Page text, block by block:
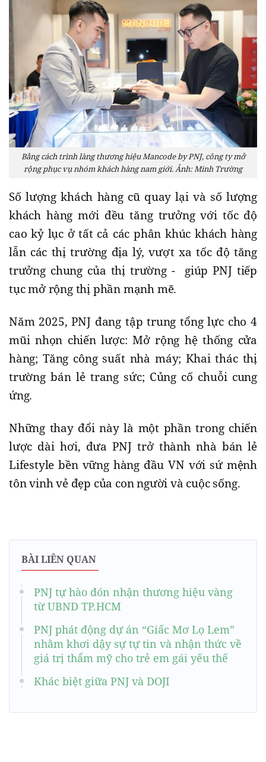
Bằng cách trình làng thương hiệu Mancode by PNJ, công ty mở
rộng phục vụ nhóm khách hàng nam giới. Ảnh: Minh Trường
Số lượng khách hàng cũ quay lại và số lượng
khách hàng mới đều tăng trưởng với tốc độ
cao kỷ lục ở tất cả các phân khúc khách hàng
lẫn các thị trường địa lý, vượt xa tốc độ tăng
trưởng chung của thị trường - giúp PNJ tiếp
tục mở rộng thị phần mạnh mẽ.
Năm 2025, PNJ đang tập trung tổng lực cho 4
mũi nhọn chiến lược: Mở rộng hệ thống cửa
hàng; Tăng công suất nhà máy; Khai thác thị
trường bán lẻ trang sức; Củng cố chuỗi cung
ứng.
Những thay đổi này là một phần trong chiến
lược dài hơi, đưa PNJ trở thành nhà bán lẻ
Lifestyle bền vững hàng đầu VN với sứ mệnh
tôn vinh vẻ đẹp của con người và cuộc sống.
BÀI LIÊN QUAN
PNJ tự hào đón nhận thương hiệu vàng
từ UBND TP.HCM
PNJ phát động dự án “Giấc Mơ Lọ Lem”
nhằm khơi dậy sự tự tin và nhận thức về
giá trị thẩm mỹ cho trẻ em gái yếu thế
Khác biệt giữa PNJ và DOJI